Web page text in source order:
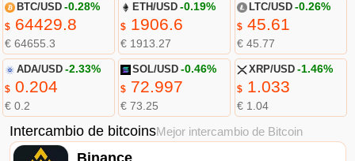
BTC/USD -0.28%
$64429.8
€ 64655.3
ETH/USD -0.19%
$ 1906.6
€ 1913.27
LTC/USD -0.26%
$45.61
€ 45.77
ADA/USD -2.33%
$0.204
€ 0.2
SOL/USD -0.46%
$ 72.997
€ 73.25
XRP/USD -1.46%
$1.033
€ 1.04
Intercambio de bitcoinsMejor intercambio de Bitcoin
Binance